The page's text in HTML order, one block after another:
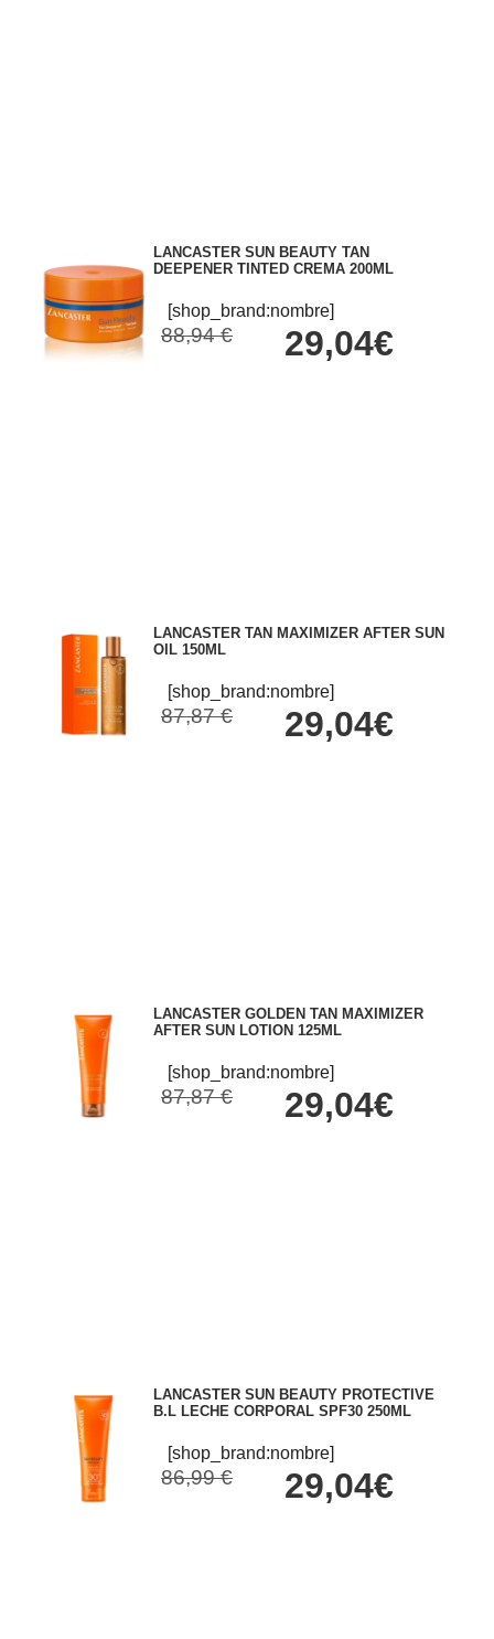
LANCASTER SUN BEAUTY TAN
DEEPENER TINTED CREMA 200ML
[shop_brand:nombre]
88,94 € 29,04€
LANCASTER TAN MAXIMIZER AFTER SUN
OIL 150ML
[shop_brand:nombre]
87,87 € 29,04€
LANCASTER GOLDEN TAN MAXIMIZER
AFTER SUN LOTION 125ML
[shop_brand:nombre]
87,87 € 29,04€
LANCASTER SUN BEAUTY PROTECTIVE
B.L LECHE CORPORAL SPF30 250ML
[shop_brand:nombre]
86,99 € 29,04€